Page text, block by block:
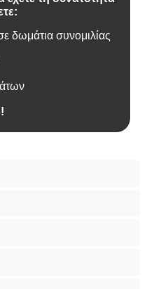
δωμάτια συνομιλίας